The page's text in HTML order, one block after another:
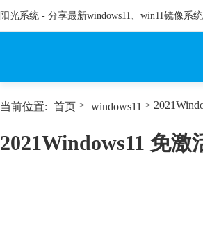
阳光系统 - 分享最新windows11、win11镜像系
当前位置: 首页 > windows11 >
2021Windows11 免激